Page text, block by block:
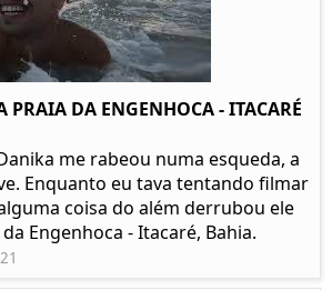
PRAIA DA ENGENHOCA - ITACARÉ
me rabeou numa esqueda, a
Enquanto eu tava tentando filmar
coisa do além derrubou ele
Engenhoca - Itacaré, Bahia.